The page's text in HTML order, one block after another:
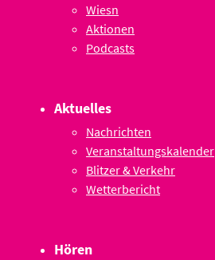
Wiesn
Aktionen
Podcasts
Aktuelles
Nachrichten
Veranstaltungskalender
Blitzer & Verkehr
Wetterbericht
Hören